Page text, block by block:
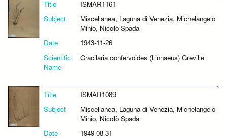
Title
ISMAR1161
Subject
Miscellanea, Laguna di Venezia, Michelangelo
Minio, Nicolò Spada
Date
1943-11-26
Scientific
Name
Gracilaria confervoides (Linnaeus) Greville
Title
ISMAR1089
Subject
Miscellanea, Laguna di Venezia, Michelangelo
Minio, Nicolò Spada
Date
1949-08-31